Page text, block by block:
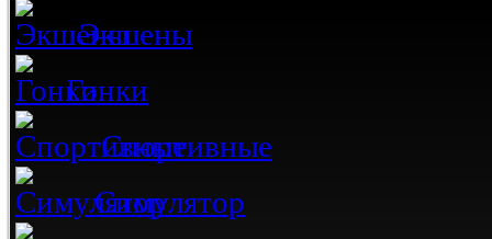
Экшены
Гонки
Спортивные
Симулятор